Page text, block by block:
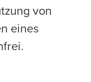
von
eines